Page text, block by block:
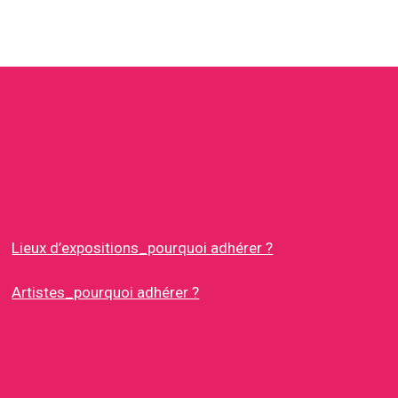
Lieux d’expositions_pourquoi adhérer ?
Artistes_pourquoi adhérer ?